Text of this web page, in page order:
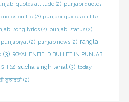
quotes attitude (2) punjabi quotes
on life (2) punjabi quotes on life
song lyrics (2) punjabi status (2)
punjabiyat (2) punjab news (2) rangla
(3) ROYAL ENFIELD BULLET IN PUNJAB
(2) sucha singh lehal (3) today
ਬੁਝਾਰਤਾਂ(2)